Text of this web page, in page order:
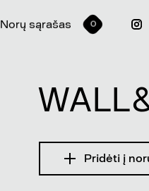
Norų sąrašas 0
Pridėti į